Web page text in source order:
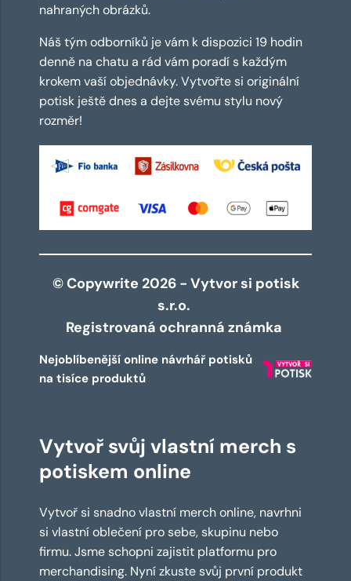
nahraných obrázků.
Náš tým odborníků je vám k dispozici 19 hodin
denně na chatu a rád vám poradí s každým
krokem vaší objednávky. Vytvořte si originální
potisk ještě dnes a dejte svému stylu nový
rozměr!
© Copywrite 2026 - Vytvor si potisk
s.r.o.
Registrovaná ochranná známka
Nejoblíbenější online návrhář potisků
na tisíce produktů
Vytvoř svůj vlastní merch s
potiskem online
Vytvoř si snadno vlastní merch online, navrhni
si vlastní oblečení pro sebe, skupinu nebo
firmu. Jsme schopni zajistit platformu pro
merchandising. Nyní zkuste svůj první produkt